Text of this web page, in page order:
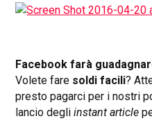
Facebook farà
Volete fare soldi facili?
presto pagarci per i nostri
lancio degliinstant article